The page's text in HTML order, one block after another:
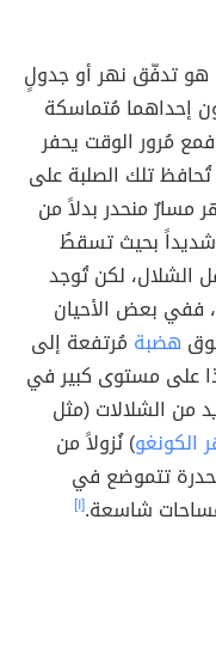
هو تدفّق نهر أو جدولٍ
إحداهما مُتماسكة
مُرور الوقت يحفر
تُحافظ تلك الصلبة على
مسارٌ منحدر بدلاً من
شديداً بحيث تسقطُ
الشلال، لكن تُوجد
ففي بعض الأحيان
هضبة مُرتفعة إلى
على مستوى كبير في
من الشلالات (مثل
الكونغو) نُزولاً من
تتموضع في
شاسعة.[١]